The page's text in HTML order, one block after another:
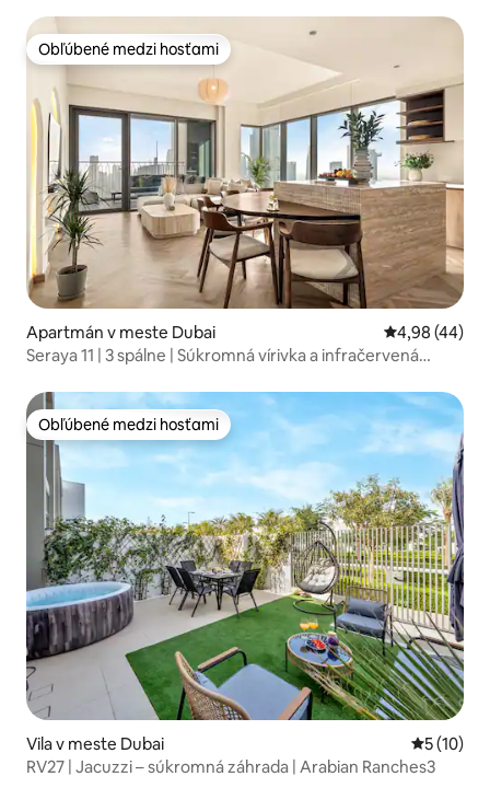
Obľúbené medzi hosťami
Obľúbené medzi hosťami
Apartmán v meste Dubai Priemerné
4,98 (44)
Seraya 11 | 3 spálne | Súkromná vírivka a infračervená
Obľúbené medzi hosťami
Obľúbené medzi hosťami
Vila v meste Dubai
5 (10)
RV27 | Jacuzzi – súkromná záhrada | Arabian Ranches3